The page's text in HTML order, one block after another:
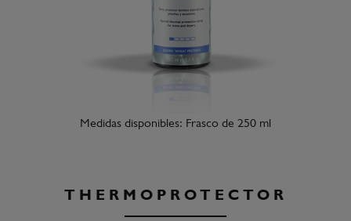
Medidas disponibles: Frasco de 250 ml
THERMOPROTECTOR